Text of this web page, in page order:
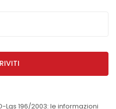
Lgs 196/2003: le informazioni